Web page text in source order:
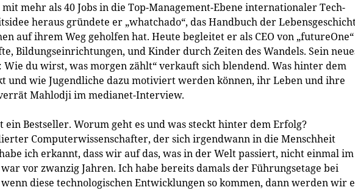
mehr als 40 Jobs in die Top-Management-Ebene internationaler Tech-
heraus gründete er „whatchado“, das Handbuch der
auf ihrem Weg geholfen hat. Heute begleitet er als CEO von „futureOne“
Bildungseinrichtungen, und Kinder durch Zeiten des Wandels. Sein
Wie du wirst, was morgen zählt“ verkauft sich blendend. Was hinter dem
und wie Jugendliche dazu motiviert werden können, ihr Leben und ihre
Mahlodji im medianet-Interview.
ein Bestseller. Worum geht es und was steckt hinter dem Erfolg?
Computerwissenschafter, der sich irgendwann in die Menschheit
ich erkannt, dass wir auf das, was in der Welt passiert, nicht einmal im
vor zwanzig Jahren. Ich habe bereits damals der Führungsetage bei
wenn diese technologischen Entwicklungen so kommen, dann werden wir